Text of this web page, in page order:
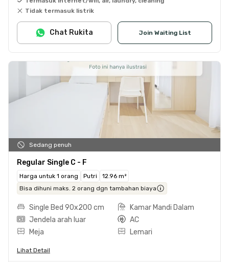
Tidak termasuk listrik
Join Waiting List
Chat Rukita
Sedang penuh
Regular Single C - F
Harga untuk 1 orang Putri
12.96 m²
Bisa dihuni maks. 2 orang dgn tambahan biaya
Single Bed 90x200 cm
Kamar Mandi Dalam
Jendela arah luar
AC
Meja
Lemari
Lihat Detail